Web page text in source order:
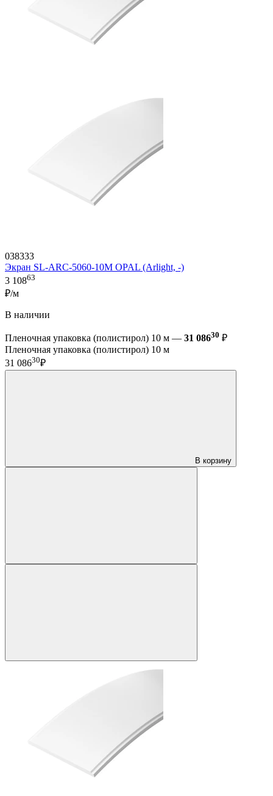
038333
Экран SL-ARC-5060-10M OPAL (Arlight, -)
3 10863
₽/м
В наличии
Пленочная упаковка (полистирол) 10 м — 31 08630 ₽
Пленочная упаковка (полистирол) 10 м
31 08630₽
В корзину